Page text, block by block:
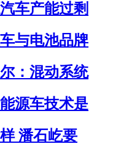
车产能过剩
与电池品牌
：混动系统
源车技术是
潘石屹要